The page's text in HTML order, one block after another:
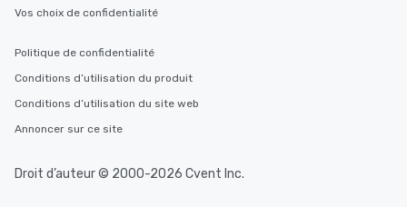
Vos choix de confidentialité
Politique de confidentialité
Conditions d’utilisation du produit
Conditions d’utilisation du site web
Annoncer sur ce site
Droit d’auteur © 2000-2026 Cvent Inc.